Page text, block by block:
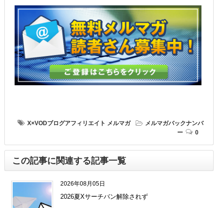
X×VODブログアフィリエイト メルマガ
メルマガバックナンバ
ー
0
この記事に関連する記事一覧
2026年08月05日
2026夏Xサーチバン解除されず